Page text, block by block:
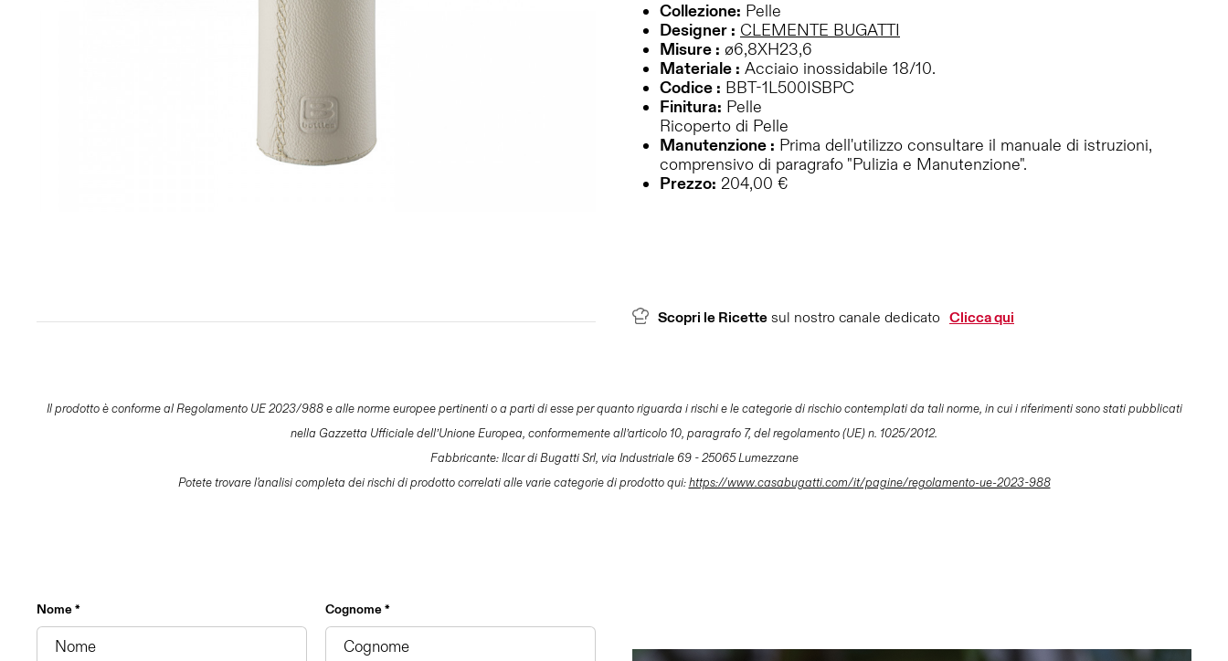
Collezione: Pelle
Designer : CLEMENTE BUGATTI
Misure : ø6,8XH23,6
Materiale : Acciaio inossidabile 18/10.
Codice : BBT-1L500ISBPC
Finitura: Pelle
Ricoperto di Pelle
Manutenzione : Prima dell'utilizzo consultare il manuale di istruzioni,
comprensivo di paragrafo "Pulizia e Manutenzione".
Prezzo: 204,00 €
Scopri le Ricette sul nostro canale dedicato Clicca qui
Il prodotto è conforme al Regolamento UE 2023/988 e alle norme europee pertinenti o a parti di esse per quanto riguarda i rischi e le categorie di rischio contemplati da tali norme, in cui i riferimenti sono stati pubblicati
nella Gazzetta Ufficiale dell’Unione Europea, conformemente all’articolo 10, paragrafo 7, del regolamento (UE) n. 1025/2012.
Fabbricante: Ilcar di Bugatti Srl, via Industriale 69 - 25065 Lumezzane
Potete trovare l'analisi completa dei rischi di prodotto correlati alle varie categorie di prodotto qui:https://www.casabugatti.com/it/pagine/regolamento-ue-2023-988
Nome * Cognome *